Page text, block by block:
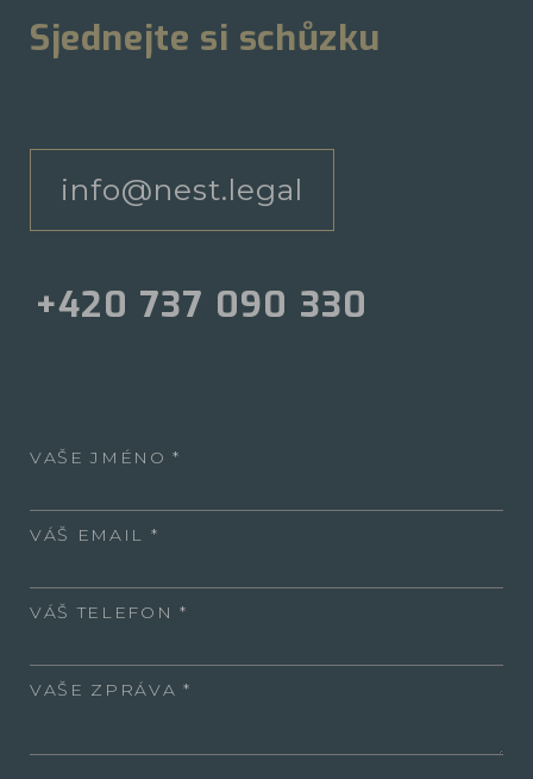
Sjednejte si schůzku
info@nest.legal
+420 737 090 330
VAŠE JMÉNO
VÁŠ EMAIL
VÁŠ TELEFON
VAŠE ZPRÁVA